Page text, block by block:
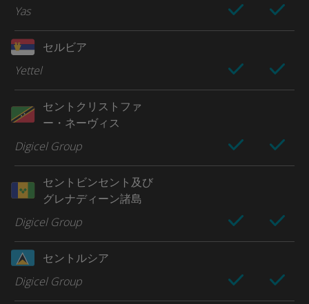
Yas
セルビア
Yettel
セントクリストファ
ー・ネーヴィス
Digicel Group
セントビンセント及び
グレナディーン諸島
Digicel Group
セントルシア
Digicel Group